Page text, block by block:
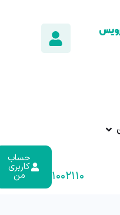
۰۱۷-۹۱۰۰۲۱۱۰
حساب
کاربری
من